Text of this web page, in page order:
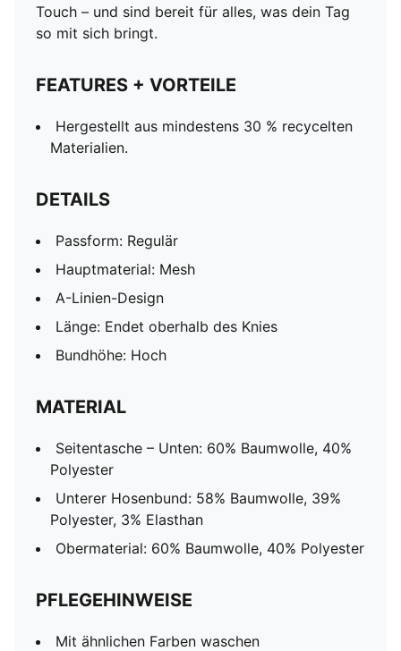
Touch – und sind bereit für alles, was dein Tag
so mit sich bringt.
FEATURES + VORTEILE
Hergestellt aus mindestens 30 % recycelten
Materialien.
DETAILS
Passform: Regulär
Hauptmaterial: Mesh
A-Linien-Design
Länge: Endet oberhalb des Knies
Bundhöhe: Hoch
MATERIAL
Seitentasche – Unten: 60% Baumwolle, 40%
Polyester
Unterer Hosenbund: 58% Baumwolle, 39%
Polyester, 3% Elasthan
Obermaterial: 60% Baumwolle, 40% Polyester
PFLEGEHINWEISE
Mit ähnlichen Farben waschen